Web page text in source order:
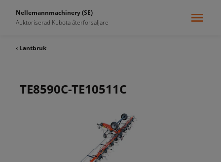
Nellemannmachinery (SE)
Auktoriserad Kubota återförsäljare
‹ Lantbruk
TE8590C-TE10511C